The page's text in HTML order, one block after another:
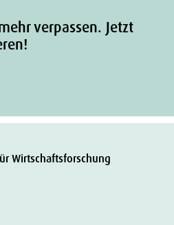
verpassen. Jetzt
Wirtschaftsforschung